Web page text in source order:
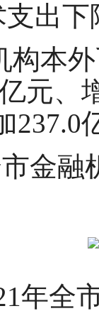
出下
构本
元、
237.0
金
年全